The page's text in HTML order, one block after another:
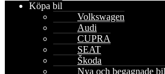
Köpa bil
Volkswagen
Audi
CUPRA
SEAT
Škoda
Nya och begagnade